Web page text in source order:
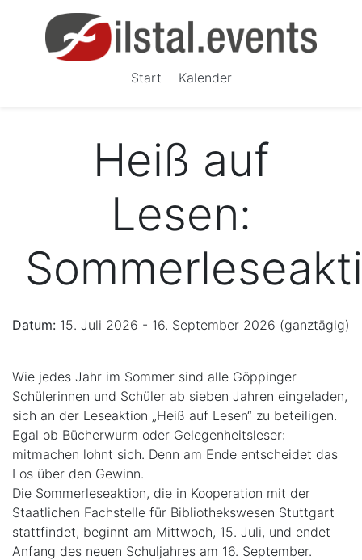
Start Kalender
Heiß auf
Lesen:
Datum: 15. Juli 2026 - 16. September 2026 (ganztägig)
Wie jedes Jahr im Sommer sind alle Göppinger
Schülerinnen und Schüler ab sieben Jahren eingeladen,
sich an der Leseaktion „Heiß auf Lesen“ zu beteiligen.
Egal ob Bücherwurm oder Gelegenheitsleser:
mitmachen lohnt sich. Denn am Ende entscheidet das
Los über den Gewinn.
Die Sommerleseaktion, die in Kooperation mit der
Staatlichen Fachstelle für Bibliothekswesen Stuttgart
stattfindet, beginnt am Mittwoch, 15. Juli, und endet
Anfang des neuen Schuljahres am 16. September.